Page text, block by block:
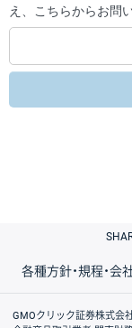
え、こちらからお問
各種方針・規程・会
取引規程・約款
サイトマップ
その他のご案内
個人情報保護方針
最良執行方針
サイトのご利用
ディスクレイマー
信託保全
リスク説明
会社案内
GMOクリック証券株式会